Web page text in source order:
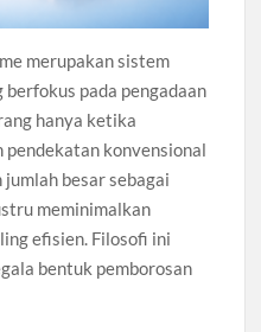
merupakan sistem
pada pengadaan
hanya ketika
pendekatan konvensional
besar sebagai
meminimalkan
efisien. Filosofi ini
bentuk pemborosan